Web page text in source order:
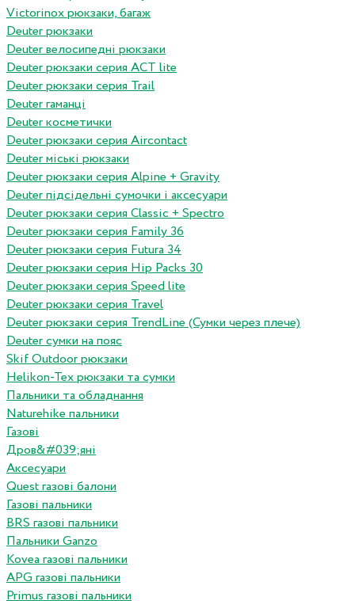
Victorinox рюкзаки, багаж
Deuter рюкзаки
Deuter велосипедні рюкзаки
Deuter рюкзаки серия ACT lite
Deuter рюкзаки серия Trail
Deuter гаманці
Deuter косметички
Deuter рюкзаки серия Aircontact
Deuter міські рюкзаки
Deuter рюкзаки серия Alpine + Gravity
Deuter підсідельні сумочки і аксесуари
Deuter рюкзаки серия Classic + Spectro
Deuter рюкзаки серия Family 36
Deuter рюкзаки серия Futura 34
Deuter рюкзаки серия Hip Packs 30
Deuter рюкзаки серия Speed lite
Deuter рюкзаки серия Travel
Deuter рюкзаки серия TrendLine (Сумки через плече)
Deuter сумки на пояс
Skif Outdoor рюкзаки
Helikon-Tex рюкзаки та сумки
Пальники та обладнання
Naturehike пальники
Газові
Дров&#039;яні
Аксесуари
Quest газові балони
Газові пальники
BRS газові пальники
Пальники Ganzo
Kovea газові пальники
APG газові пальники
Primus газові пальники